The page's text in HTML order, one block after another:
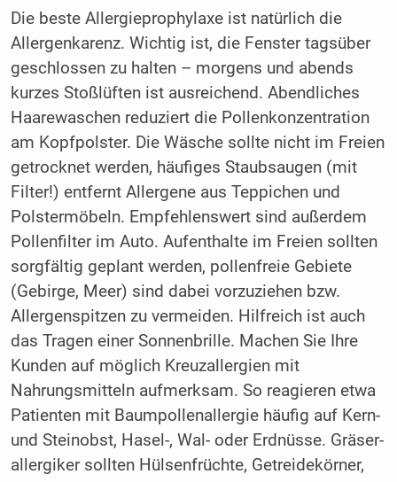
Die beste Allergieprophylaxe ist natürlich die
Allergenkarenz. Wichtig ist, die Fenster tagsüber
geschlossen zu halten – morgens und abends
kurzes Stoßlüften ist ausreichend. Abendliches
Haarewaschen reduziert die Pollenkonzentration
am Kopfpolster. Die Wäsche sollte nicht im Freien
getrocknet werden, häufiges Staubsaugen (mit
Filter!) entfernt Allergene aus Teppichen und
Polstermöbeln. Empfehlenswert sind außerdem
Pollenfilter im Auto. Aufenthalte im Freien sollten
sorgfältig geplant werden, pollenfreie Gebiete
(Gebirge, Meer) sind dabei vorzuziehen bzw.
Allergenspitzen zu vermeiden. Hilfreich ist auch
das Tragen einer Sonnenbrille. Machen Sie Ihre
Kunden auf möglich Kreuzallergien mit
Nahrungsmitteln aufmerksam. So reagieren etwa
Patienten mit Baumpollenallergie häufig auf Kern-
und Steinobst, Hasel-, Wal- oder Erdnüsse. Gräser­
allergiker sollten Hülsenfrüchte, Getreidekörner,